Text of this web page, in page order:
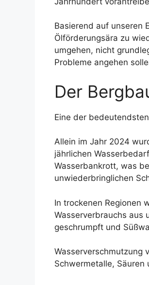
Basierend auf unseren
Ölförderungsära zu
umgehen, nicht
Probleme angehen
Der
Eine der
Allein im Jahr 2024
jährlichen
Wasserbankrott, was
unwiederbringlichen
In trockenen Regionen
Wasserverbrauchs aus
geschrumpft und
Wasserverschmutzung
Schwermetalle,